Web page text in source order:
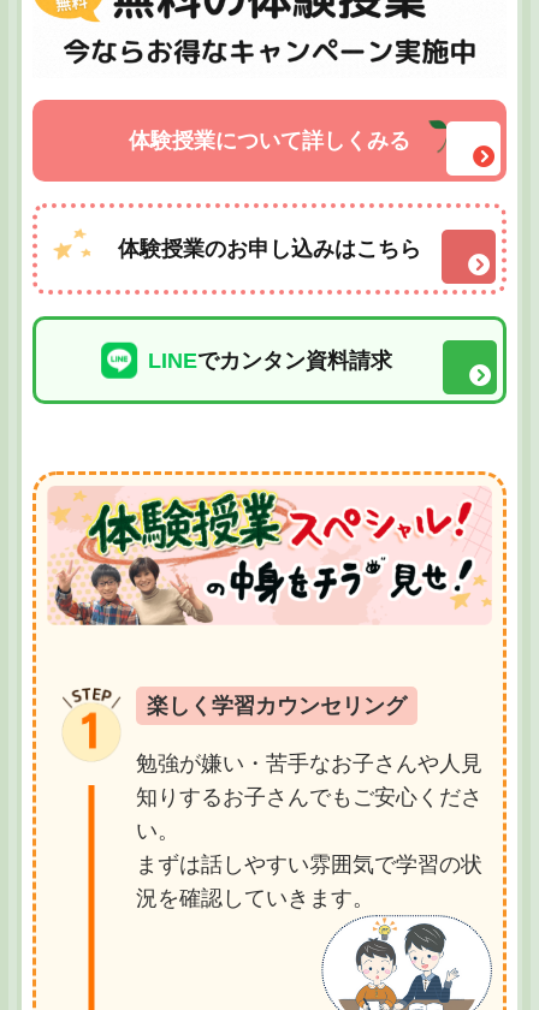
体験授業について詳しくみる
体験授業のお申し込みはこちら
LINEでカンタン資料請求
楽しく学習カウンセリング
勉強が嫌い・苦手なお子さんや人見
知りするお子さんでもご安心くださ
い。
まずは話しやすい雰囲気で学習の状
況を確認していきます。